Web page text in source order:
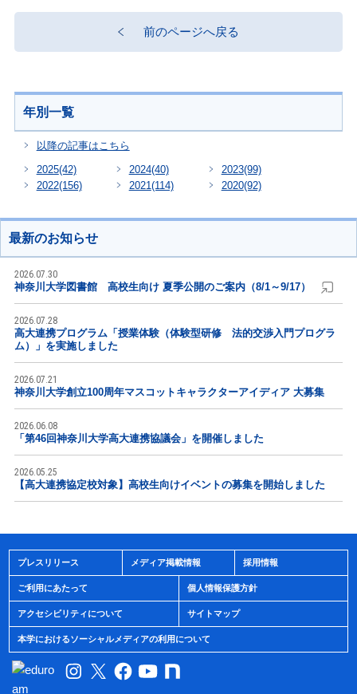
前のページへ戻る
年別一覧
以降の記事はこちら
2025(42) 2024(40) 2023(99)
2022(156) 2021(114) 2020(92)
最新のお知らせ
2026.07.30
神奈川大学図書館 高校生向け 夏季公開のご案内（8/1～9/17）
2026.07.28
高大連携プログラム「授業体験（体験型研修 法的交渉入門プログラ
ム）」を実施しました
2026.07.21
神奈川大学創立100周年マスコットキャラクターアイディア 大募集
2026.06.08
「第46回神奈川大学高大連携協議会」を開催しました
2026.05.25
【高大連携協定校対象】高校生向けイベントの募集を開始しました
プレスリリース メディア掲載情報 採用情報
ご利用にあたって 個人情報保護方針
アクセシビリティについて サイトマップ
本学におけるソーシャルメディアの利用について